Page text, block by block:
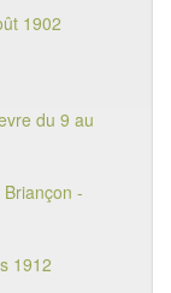
1902
du 9 au
-
1912